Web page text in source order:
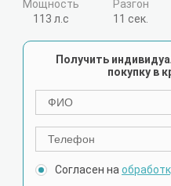
Мощность
113 л.с
Разгон
11 сек.
Получить
покупку в
Согласен на